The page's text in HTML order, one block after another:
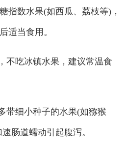
指数水果(如西瓜、荔枝等)，
适当食用。
吃冰镇水果，建议常温食
细小种子的水果(如猕猴
肠道蠕动引起腹泻。